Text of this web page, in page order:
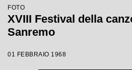
FOTO
XVIII Festival della
Sanremo
01 FEBBRAIO 1968